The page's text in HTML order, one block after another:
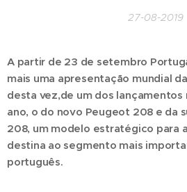
27-08-2019
A partir de 23 de setembro
mais uma apresentação mundial
desta vez,de um dos lançamentos
ano, o do novo Peugeot 208 e da
208, um modelo estratégico para
destina ao segmento mais
português.